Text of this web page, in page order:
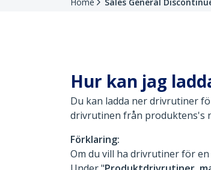
Hur kan jag
Du kan ladda ner drivrutiner
drivrutinen från produktens's
Förklaring:
Om du vill ha drivrutiner för